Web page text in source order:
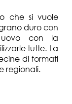
che si vuole
duro con
con la
tutte. La
di formati
regionali.